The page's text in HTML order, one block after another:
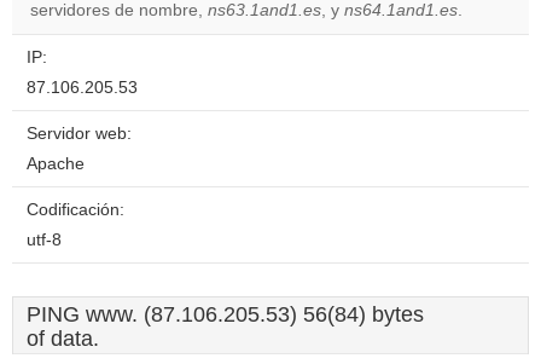
own this
servidores de nombre, ns63.1and1.es, y ns64.1and1.es.
IP:
87.106.205.53
Servidor web:
Apache
Codificación:
utf-8
PING www. (87.106.205.53) 56(84) bytes
of data.